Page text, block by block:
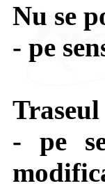
Nu se
- pe
- pe